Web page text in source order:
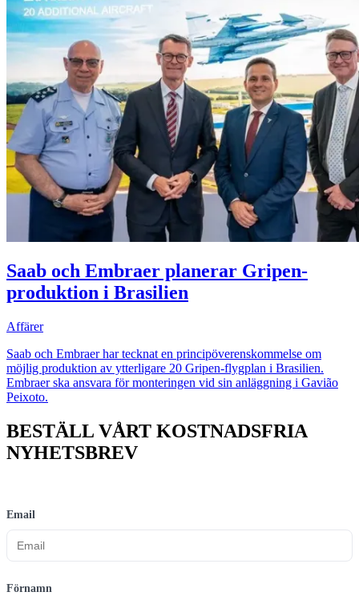
Saab och Embraer planerar Gripen-
produktion i Brasilien
Affärer
Saab och Embraer har tecknat en principöverenskommelse om
möjlig produktion av ytterligare 20 Gripen-flygplan i Brasilien.
Embraer ska ansvara för monteringen vid sin anläggning i Gavião
Peixoto.
BESTÄLL VÅRT KOSTNADSFRIA
NYHETSBREV
Email
Förnamn